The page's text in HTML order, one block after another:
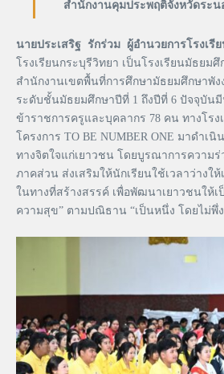
สำนักงานคุมประพฤติจังหวัดระน
นายประเสริฐ รักร่วม ผู้อำนวยการโรงเรี
โรงเรียนกระบุรีวิทยา เป็นโรงเรียนมัธยมศึ
สำนักงานเขตพื้นที่การศึกษามัธยมศึกษาพัง
ระดับชั้นมัธยมศึกษาปีที่ 1 ถึงปีที่ 6 ปัจจุบันมี
ข้าราชการครูและบุคลากร 78 คน ทางโร
โครงการ TO BE NUMBER ONE มาดำเ
ทางจิตใจแก่เยาวชน โดยบูรณาการความ
ภาคส่วน ส่งเสริมให้นักเรียนใช้เวลาว่างใ
ในทางที่สร้างสรรค์ เพื่อพัฒนาเยาวชนให้เ
ความสุข” ตามปณิธาน “เป็นหนึ่ง โดยไม่พึ่ง